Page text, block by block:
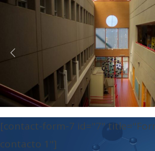
[contact-form-7 id="7"
contacto 1"]